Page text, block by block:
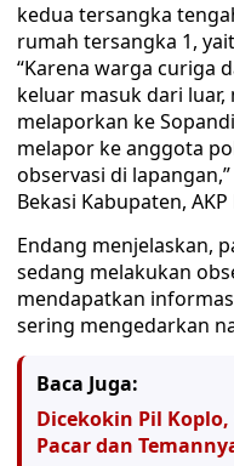
kedua tersangka
rumah tersangka 1,
“Karena warga curiga
keluar masuk dari
melaporkan ke
melapor ke anggota
observasi di
Bekasi Kabupaten,
Endang menjelaskan,
sedang melakukan
mendapatkan
sering mengedarkan
Baca Juga:
Dicekokin Pil
Pacar dan